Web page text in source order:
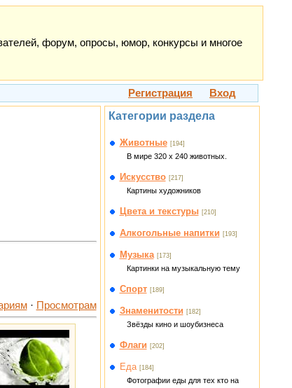
форум, опросы, юмор, конкурсы и многое
Регистрация Вход
· Просмотрам
Категории раздела
Животные [194]
В мире 320 x 240 животных.
Искусство [217]
Картины художников
Цвета и текстуры [210]
Алкогольные напитки [193]
Музыка [173]
Картинки на музыкальную тему
Спорт [189]
Знаменитости [182]
Звёзды кино и шоубизнеса
Флаги [202]
Еда [184]
Фотографии еды для тех кто на